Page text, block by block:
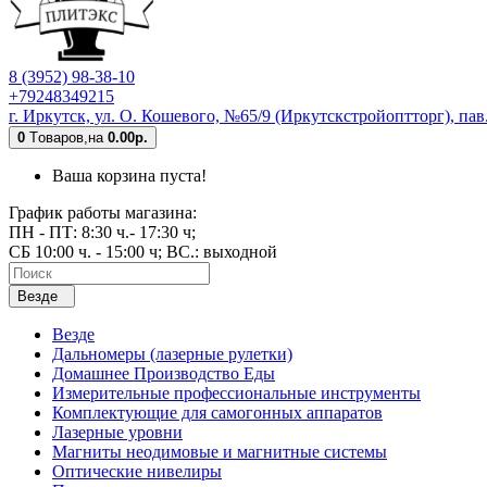
8 (3952) 98-38-10
+79248349215
г. Иркутск, ул. О. Кошевого, №65/9 (Иркутскстройоптторг),
0 Tоваров, на 0.00р.
Ваша корзина пуста!
График работы магазина:
ПН - ПТ: 8:30 ч.- 17:30 ч;
СБ 10:00 ч. - 15:00 ч; ВС.: выходной
Везде
Везде
Дальномеры (лазерные рулетки)
Домашнее Производство Еды
Измерительные профессиональные инструменты
Комплектующие для самогонных аппаратов
Лазерные уровни
Магниты неодимовые и магнитные системы
Оптические нивелиры